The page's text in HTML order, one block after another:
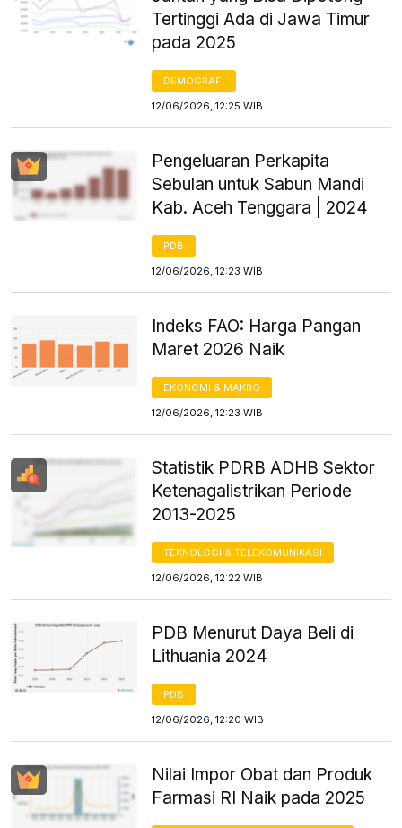
Tertinggi Ada di Jawa Timur
pada 2025
DEMOGRAFI
12/06/2026, 12:25 WIB
Pengeluaran Perkapita
Sebulan untuk Sabun Mandi
Kab. Aceh Tenggara | 2024
PDB
12/06/2026, 12:23 WIB
Indeks FAO: Harga Pangan
Maret 2026 Naik
EKONOMI & MAKRO
12/06/2026, 12:23 WIB
Statistik PDRB ADHB Sektor
Ketenagalistrikan Periode
2013-2025
TEKNOLOGI & TELEKOMUNIKASI
12/06/2026, 12:22 WIB
PDB Menurut Daya Beli di
Lithuania 2024
PDB
12/06/2026, 12:20 WIB
Nilai Impor Obat dan Produk
Farmasi RI Naik pada 2025